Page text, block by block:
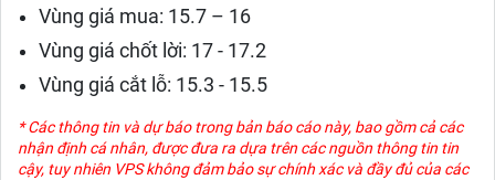
Vùng giá mua: 15.7 – 16
Vùng giá chốt lời: 17 - 17.2
Vùng giá cắt lỗ: 15.3 - 15.5
* Các thông tin và dự báo trong bản báo cáo này, bao gồm cả các
nhận định cá nhân, được đưa ra dựa trên các nguồn thông tin tin
cậy, tuy nhiên VPS không đảm bảo sự chính xác và đầy đủ của các